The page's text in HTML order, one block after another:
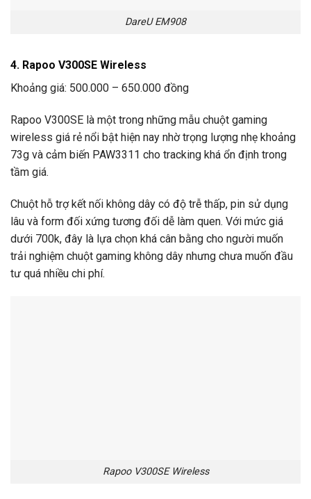
DareU EM908
4. Rapoo V300SE Wireless
Khoảng giá: 500.000 – 650.000 đồng
Rapoo V300SE là một trong những mẫu chuột gaming
wireless giá rẻ nổi bật hiện nay nhờ trọng lượng nhẹ khoảng
73g và cảm biến PAW3311 cho tracking khá ổn định trong
tầm giá.
Chuột hỗ trợ kết nối không dây có độ trễ thấp, pin sử dụng
lâu và form đối xứng tương đối dễ làm quen. Với mức giá
dưới 700k, đây là lựa chọn khá cân bằng cho người muốn
trải nghiệm chuột gaming không dây nhưng chưa muốn đầu
tư quá nhiều chi phí.
Rapoo V300SE Wireless